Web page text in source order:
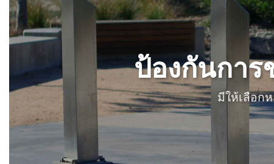
ป้องกันกา
มีให้เลือก